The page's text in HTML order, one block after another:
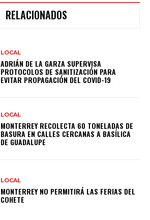
RELACIONADOS
LOCAL
ADRIÁN DE LA GARZA SUPERVISA
PROTOCOLOS DE SANITIZACIÓN PARA
EVITAR PROPAGACIÓN DEL COVID-19
LOCAL
MONTERREY RECOLECTA 60 TONELADAS DE
BASURA EN CALLES CERCANAS A BASÍLICA
DE GUADALUPE
LOCAL
MONTERREY NO PERMITIRÁ LAS FERIAS DEL
COHETE